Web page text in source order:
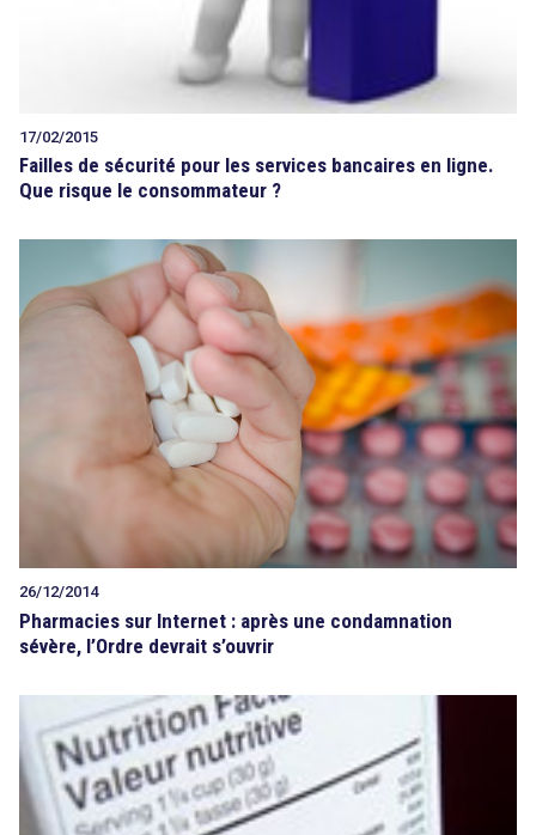
17/02/2015
Failles de sécurité pour les services bancaires en ligne.
Que risque le consommateur ?
26/12/2014
Pharmacies sur Internet : après une condamnation
sévère, l’Ordre devrait s’ouvrir